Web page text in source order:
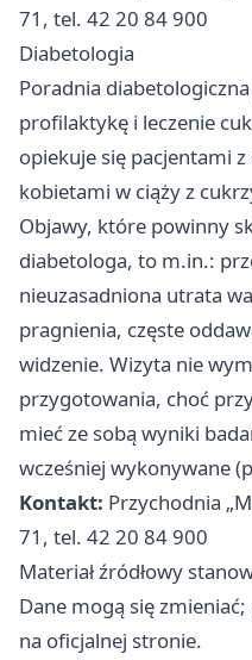
71, tel. 42 20 84 900
Diabetologia
Poradnia
profilaktykę i leczenie
opiekuje się pacjentami
kobietami w ciąży z
Objawy, które powinny
diabetologa, to m.in.:
nieuzasadniona utrata
pragnienia, częste
widzenie. Wizyta nie
przygotowania, choć
mieć ze sobą wyniki
wcześniej wykonywane
Kontakt: Przychodnia
71, tel. 42 20 84 900
Materiał źródłowy
Dane mogą się
na oficjalnej stronie.